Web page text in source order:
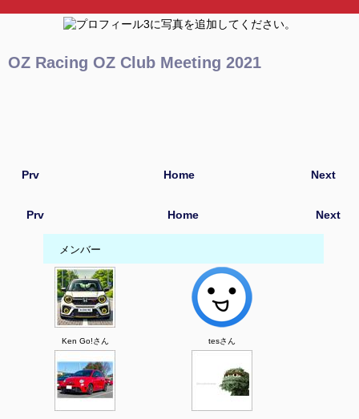
OZ Racing OZ Club Meeting 2021
Next
Prv Home
Prv Next
Home
メンバー
Ken Go!さん tesさん